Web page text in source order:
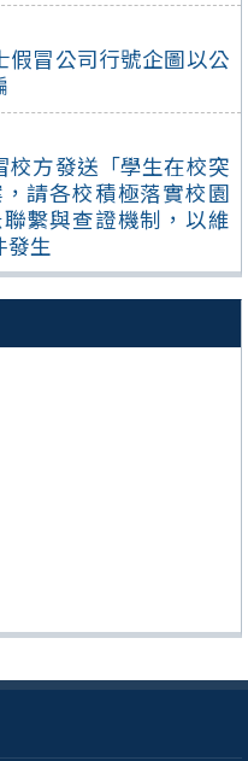
假冒公司行號企圖以公
校方發送「學生在校突
請各校積極落實校園
繫與查證機制，以維
發生